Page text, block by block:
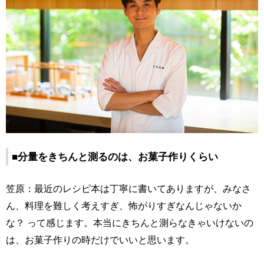
■分量をきちんと測るのは、お菓子作りくらい
笠原：最近のレシピ本は丁寧に書いてありますが、みなさ
ん、料理を難しく考えすぎ、怖がりすぎなんじゃないか
な？ って感じます。本当にきちんと測らなきゃいけないの
は、お菓子作りの時だけでいいと思います。